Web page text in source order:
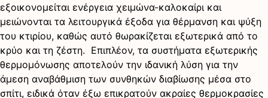
εξοικονομείται ενέργεια χειμώνα-καλοκαίρι και
μειώνονται τα λειτουργικά έξοδα για θέρμανση και ψύξη
του κτιρίου, καθώς αυτό θωρακίζεται εξωτερικά από το
κρύο και τη ζέστη. Επιπλέον, τα συστήματα εξωτερικής
θερμομόνωσης αποτελούν την ιδανική λύση για την
άμεση αναβάθμιση των συνθηκών διαβίωσης μέσα στο
σπίτι, ειδικά όταν έξω επικρατούν ακραίες θερμοκρασίες